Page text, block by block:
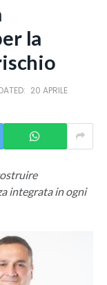
la
20 APRILE
integrata in ogni